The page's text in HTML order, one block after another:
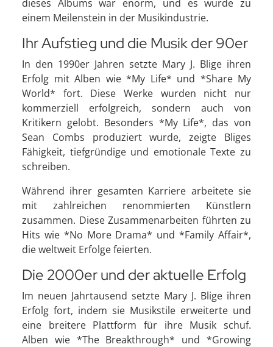
dieses Albums war enorm, und es wurde zu
einem Meilenstein in der Musikindustrie.
Ihr Aufstieg und die Musik der 90er
In den 1990er Jahren setzte Mary J. Blige ihren
Erfolg mit Alben wie *My Life* und *Share My
World* fort. Diese Werke wurden nicht nur
kommerziell erfolgreich, sondern auch von
Kritikern gelobt. Besonders *My Life*, das von
Sean Combs produziert wurde, zeigte Bliges
Fähigkeit, tiefgründige und emotionale Texte zu
schreiben.
Während ihrer gesamten Karriere arbeitete sie
mit zahlreichen renommierten Künstlern
zusammen. Diese Zusammenarbeiten führten zu
Hits wie *No More Drama* und *Family Affair*,
die weltweit Erfolge feierten.
Die 2000er und der aktuelle Erfolg
Im neuen Jahrtausend setzte Mary J. Blige ihren
Erfolg fort, indem sie Musikstile erweiterte und
eine breitere Plattform für ihre Musik schuf.
Alben wie *The Breakthrough* und *Growing